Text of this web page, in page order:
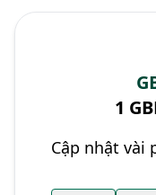
1
Cập nhật vài